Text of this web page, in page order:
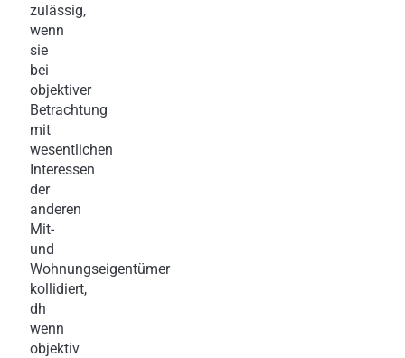
zulässig,
wenn
sie
bei
objektiver
Betrachtung
mit
wesentlichen
Interessen
der
anderen
Mit-
und
Wohnungseigentümer
kollidiert,
dh
wenn
objektiv